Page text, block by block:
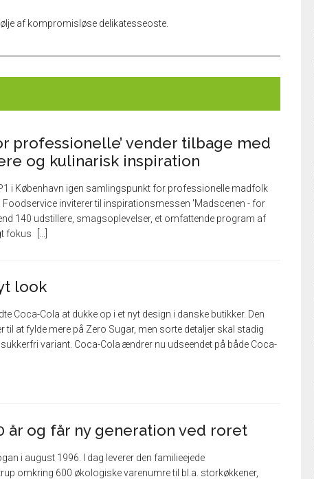
af kompromisløse delikatesseoste.
professionelle’ vender tilbage med
og kulinarisk inspiration
i København igen samlingspunkt for professionelle madfolk
Foodservice inviterer til inspirationsmessen 'Madscenen - for
140 udstillere, smagsoplevelser, et omfattende program af
fokus
look
Coca-Cola at dukke op i et nyt design i danske butikker. Den
til at fylde mere på Zero Sugar, men sorte detaljer skal stadig
variant. Coca-Cola ændrer nu udseendet på både Coca-
år og får ny generation ved roret
i august 1996. I dag leverer den familieejede
omkring 600 økologiske varenumre til bl.a. storkøkkener,